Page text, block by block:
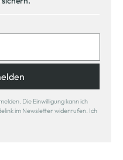
Die Einwilligung kann ich
im Newsletter widerrufen. Ich